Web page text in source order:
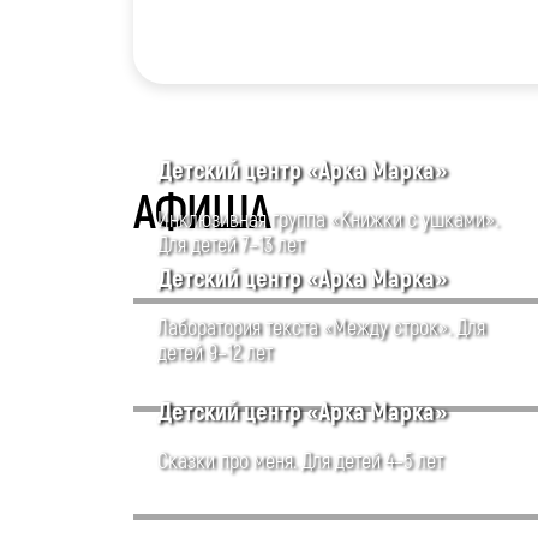
АФИША
Детский центр «Арка Марка»
Инклюзивная группа «Книжки с ушками».
Для детей 7–13 лет
Детский центр «Арка Марка»
Лаборатория текста «Между строк». Для
детей 9–12 лет
Детский центр «Арка Марка»
Сказки про меня. Для детей 4–5 лет